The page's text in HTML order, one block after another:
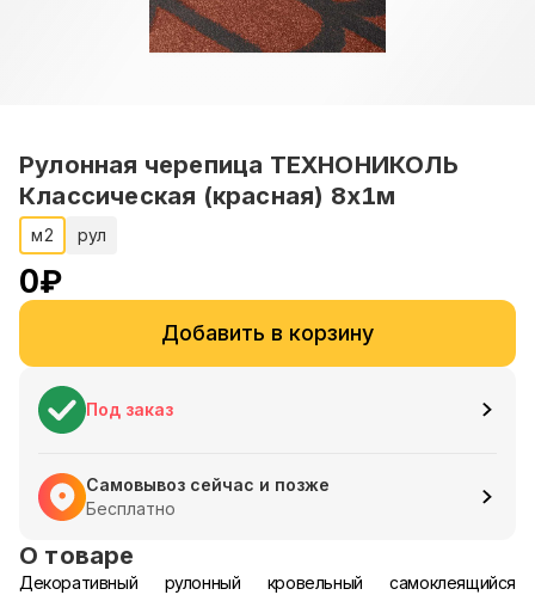
Рулонная черепица ТЕХНОНИКОЛЬ
Классическая (красная) 8х1м
м2 рул
0₽
Добавить в корзину
Под заказ
Самовывоз сейчас и позже
Бесплатно
О товаре
Декоративный рулонный кровельный самоклеящийся